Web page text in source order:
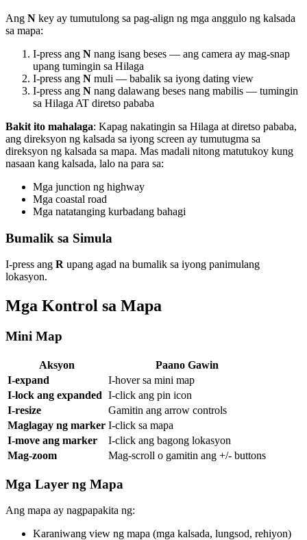
Ang N key ay tumutulong sa pag-align ng mga anggulo ng kalsada
sa mapa:
I-press ang N nang isang beses — ang camera ay mag-snap
upang tumingin sa Hilaga
I-press ang N muli — babalik sa iyong dating view
I-press ang N nang dalawang beses nang mabilis — tumingin
sa Hilaga AT diretso pababa
Bakit ito mahalaga: Kapag nakatingin sa Hilaga at diretso pababa,
ang direksyon ng kalsada sa iyong screen ay tumutugma sa
direksyon ng kalsada sa mapa. Mas madali nitong matutukoy kung
nasaan kang kalsada, lalo na para sa:
Mga junction ng highway
Mga coastal road
Mga natatanging kurbadang bahagi
Bumalik sa Simula
I-press ang R upang agad na bumalik sa iyong panimulang
lokasyon.
Mga Kontrol sa Mapa
Mini Map
Aksyon
Paano Gawin
I-expand
I-hover sa mini map
I-lock ang expanded I-click ang pin icon
I-resize
Gamitin ang arrow controls
Maglagay ng marker I-click sa mapa
I-move ang marker
I-click ang bagong lokasyon
Mag-zoom
Mag-scroll o gamitin ang +/- buttons
Mga Layer ng Mapa
Ang mapa ay nagpapakita ng:
Karaniwang view ng mapa (mga kalsada, lungsod, rehiyon)